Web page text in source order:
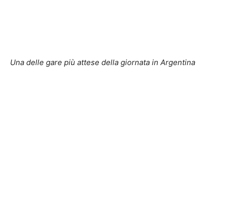
Una delle gare più attese della giornata in Argentina